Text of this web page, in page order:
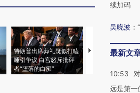
特朗普出席葬礼疑似打瞌
睡引争议 白宫怒斥批评
者“堕落的白痴”
警告停止一切户外
续加码
吴晓波 ：
最新文
10:53
远是第一